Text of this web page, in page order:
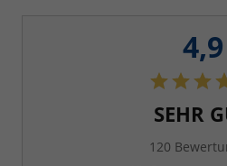
4,9
SEHR
120